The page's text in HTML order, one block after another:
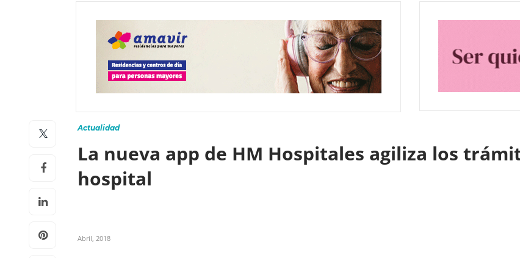
Actualidad
La nueva app de HM Hospitales agiliza los
hospital
Abril, 2018